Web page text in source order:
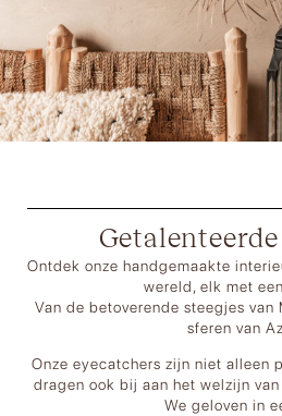
Ontdek onze handgemaakte
wereld, elk met
Van de betoverende steegjes van
sferen van
Onze eyecatchers zijn niet alleen
dragen ook bij aan het welzijn
We geloven in